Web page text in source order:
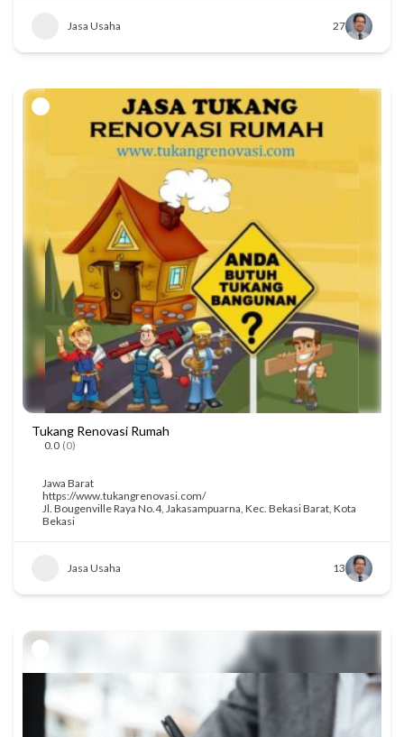
Jasa Usaha 27
Tukang Renovasi Rumah
0.0 (0)
Jawa Barat
https://www.tukangrenovasi.com/
Jl. Bougenville Raya No.4, Jakasampuarna, Kec. Bekasi Barat, Kota
Bekasi
Jasa Usaha 13